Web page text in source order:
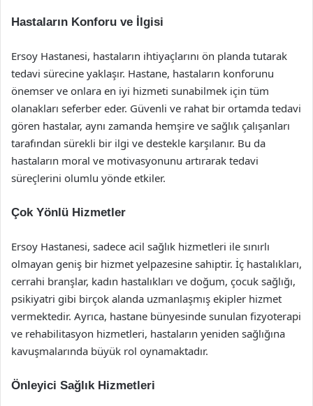
Hastaların Konforu ve İlgisi
Ersoy Hastanesi, hastaların ihtiyaçlarını ön planda tutarak
tedavi sürecine yaklaşır. Hastane, hastaların konforunu
önemser ve onlara en iyi hizmeti sunabilmek için tüm
olanakları seferber eder. Güvenli ve rahat bir ortamda tedavi
gören hastalar, aynı zamanda hemşire ve sağlık çalışanları
tarafından sürekli bir ilgi ve destekle karşılanır. Bu da
hastaların moral ve motivasyonunu artırarak tedavi
süreçlerini olumlu yönde etkiler.
Çok Yönlü Hizmetler
Ersoy Hastanesi, sadece acil sağlık hizmetleri ile sınırlı
olmayan geniş bir hizmet yelpazesine sahiptir. İç hastalıkları,
cerrahi branşlar, kadın hastalıkları ve doğum, çocuk sağlığı,
psikiyatri gibi birçok alanda uzmanlaşmış ekipler hizmet
vermektedir. Ayrıca, hastane bünyesinde sunulan fizyoterapi
ve rehabilitasyon hizmetleri, hastaların yeniden sağlığına
kavuşmalarında büyük rol oynamaktadır.
Önleyici Sağlık Hizmetleri